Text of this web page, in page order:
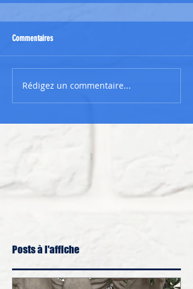
Commentaires
Rédigez un commentaire...
Posts à l'affiche